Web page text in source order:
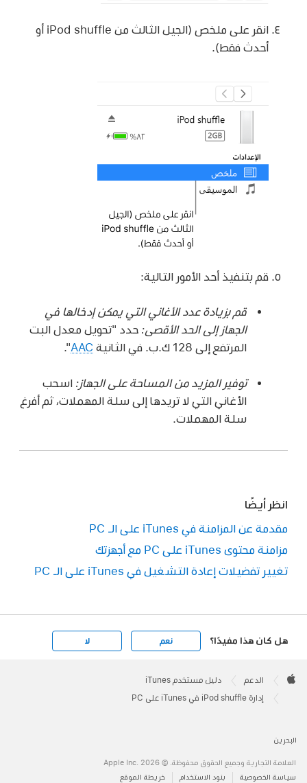
انقر على ملخص (الجيل الثالث من iPod shuffle أو
أحدث فقط).
قم بتنفيذ أحد الأمور التالية:
قم بزيادة عدد الأغاني التي يمكن إدخالها في
الجهاز إلى الحد الأقصى:حدد "تحويل معدل البت
المرتفع إلى 128 ك.ب. في الثانية
AAC
".
توفير المزيد من المساحة على الجهاز:اسحب
الأغاني التي لا تريدها إلى سلة المهملات، ثم أفرغ
سلة المهملات.
انظر أيضًا
مقدمة عن المزامنة في iTunes على الـ PC
مزامنة محتوى iTunes على PC مع أجهزتك
تغيير تفضيلات إعادة التشغيل في iTunes على الـ PC
هل كان هذا مفيدًا؟ نعم لا
Footer

الدعم دليل مستخدم iTunes
إدارة iPod shuffle في iTunes على PC
البحرين
العلامة التجارية وجميع الحقوق محفوظة. © 2026 ‏.Apple Inc
سياسة الخصوصية
بنود الاستخدام خريطة الموقع